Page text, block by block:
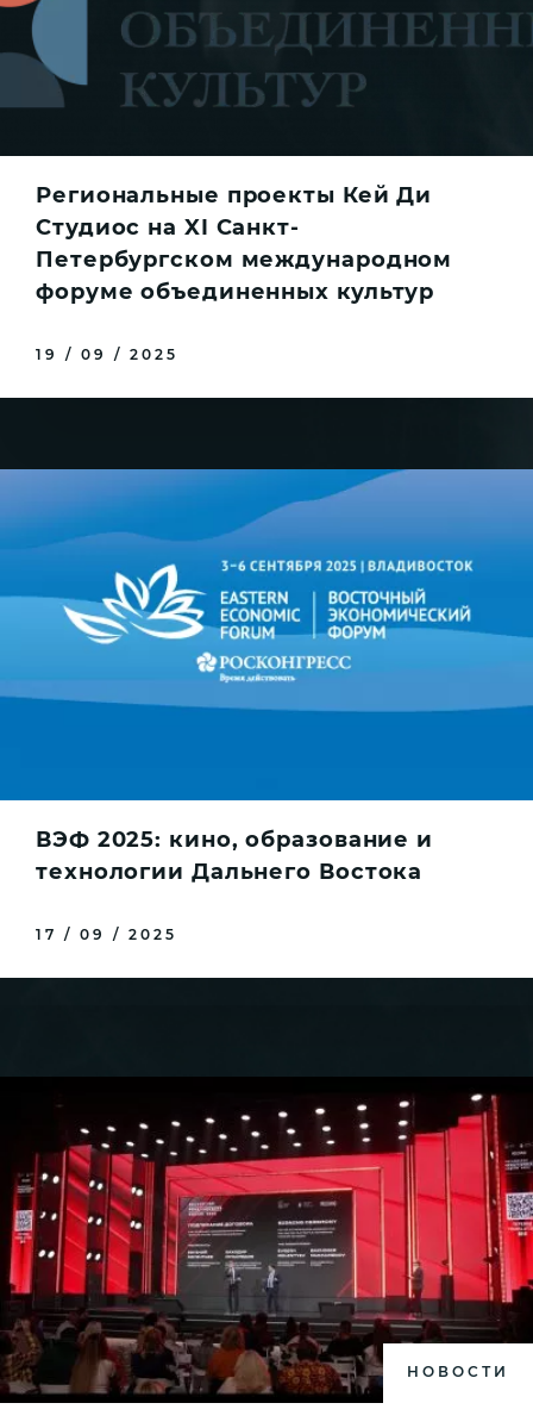
Региональные проекты Кей Ди
Студиос на XI Санкт-
Петербургском международном
форуме объединенных культур
19 / 09 / 2025
ВЭФ 2025: кино, образование и
технологии Дальнего Востока
17 / 09 / 2025
НОВОСТИ